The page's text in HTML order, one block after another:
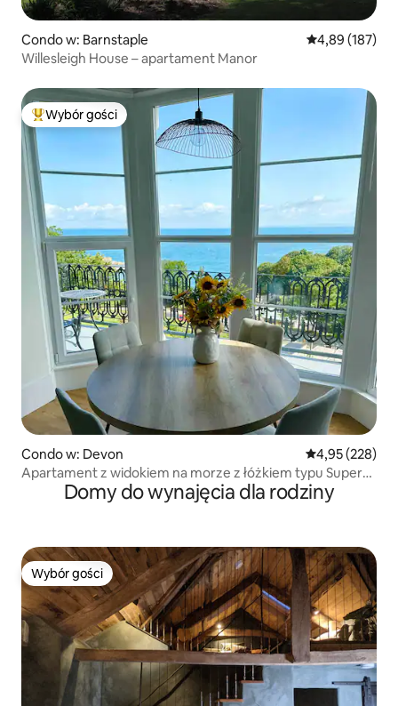
Condo w: Barnstaple Średnia
4,89 (187)
Willesleigh House – apartament Manor
Najpopularniejsze z kategorii Wybór gości
Wybór gości
Condo w: Devon Średnia
4,95 (228)
Apartament z widokiem na morze z łóżkiem typu Super
Domy do wynajęcia dla rodziny
Wybór gości
Wybór gości